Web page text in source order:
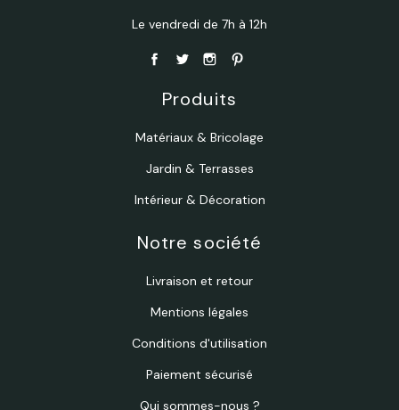
Le vendredi de 7h à 12h
Produits
Matériaux & Bricolage
Jardin & Terrasses
Intérieur & Décoration
Notre société
Livraison et retour
Mentions légales
Conditions d'utilisation
Paiement sécurisé
Qui sommes-nous ?